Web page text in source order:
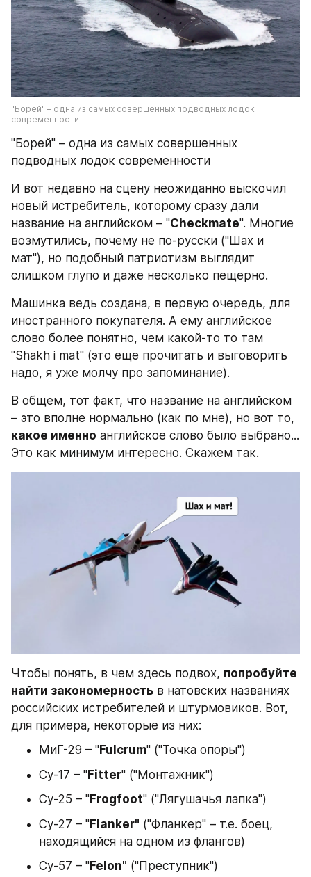
"Борей" – одна из самых совершенных подводных лодок
современности
"Борей" – одна из самых совершенных
подводных лодок современности
И вот недавно на сцену неожиданно выскочил
новый истребитель, которому сразу дали
название на английском – "Checkmate". Многие
возмутились, почему не по-русски ("Шах и
мат"), но подобный патриотизм выглядит
слишком глупо и даже несколько пещерно.
Машинка ведь создана, в первую очередь, для
иностранного покупателя. А ему английское
слово более понятно, чем какой-то то там
"Shakh i mat" (это еще прочитать и выговорить
надо, я уже молчу про запоминание).
В общем, тот факт, что название на английском
какое именно английское слово было выбрано...
Это как минимум интересно. Скажем так.
Чтобы понять, в чем здесь подвох, попробуйте
найти закономерность в натовских названиях
российских истребителей и штурмовиков. Вот,
для примера, некоторые из них:
МиГ-29 – "Fulcrum" ("Точка опоры")
Су-17 – "Fitter" ("Монтажник")
Су-25 – "Frogfoot" ("Лягушачья лапка")
Су-27 – "Flanker" ("Фланкер" – т.е. боец,
находящийся на одном из флангов)
Су-57 – "Felon" ("Преступник")